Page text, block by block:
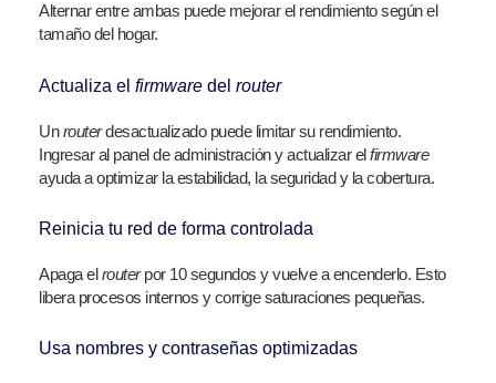
Alternar entre ambas puede mejorar el rendimiento según el
tamaño del hogar.
Actualiza el firmware del router
Unrouterdesactualizado puede limitar su rendimiento.
Ingresar al panel de administración y actualizar elfirmware
ayuda a optimizar la estabilidad, la seguridad y la cobertura.
Reinicia tu red de forma controlada
Apaga elrouterpor 10 segundos y vuelve a encenderlo. Esto
libera procesos internos y corrige saturaciones pequeñas.
Usa nombres y contraseñas optimizadas